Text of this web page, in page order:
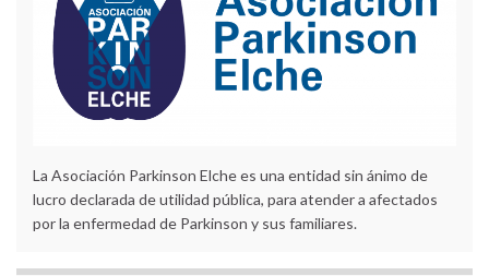
La Asociación Parkinson Elche es una entidad sin ánimo de
lucro declarada de utilidad pública, para atender a afectados
por la enfermedad de Parkinson y sus familiares.